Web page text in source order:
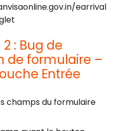
earrival
: Bug de
de formulaire –
Entrée
champs du formulaire